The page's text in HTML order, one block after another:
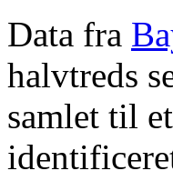
Data fra
halvtreds
samlet til